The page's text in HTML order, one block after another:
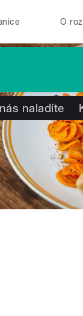
O
naladíte